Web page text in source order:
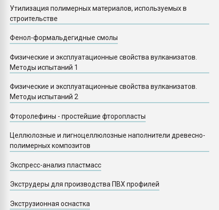
Утилизация полимерных материалов, используемых в
строительстве
Фенол-формальдегидные смолы
Физические и эксплуатационные свойства вулканизатов.
Методы испытаний 1
Физические и эксплуатационные свойства вулканизатов.
Методы испытаний 2
Фторолефины - простейшие фторопласты
Целлюлозные и лигноцеллюлозные наполнители древесно-
полимерных композитов
Экспресс-анализ пластмасс
Экструдеры для производства ПВХ профилей
Экструзионная оснастка